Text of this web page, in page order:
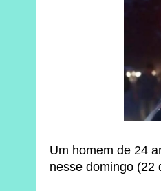
Um homem de 24
nesse domingo (22